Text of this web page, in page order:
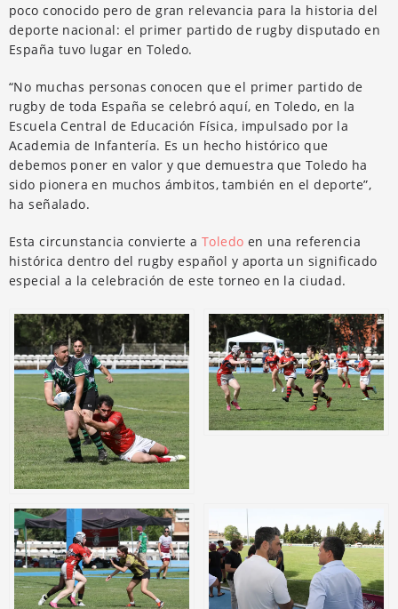
poco conocido pero de gran relevancia para la historia del
deporte nacional: el primer partido de rugby disputado en
España tuvo lugar en Toledo.
“No muchas personas conocen que el primer partido de
rugby de toda España se celebró aquí, en Toledo, en la
Escuela Central de Educación Física, impulsado por la
Academia de Infantería. Es un hecho histórico que
debemos poner en valor y que demuestra que Toledo ha
sido pionera en muchos ámbitos, también en el deporte”,
ha señalado.
Esta circunstancia convierte aToledo en una referencia
histórica dentro del rugby español y aporta un significado
especial a la celebración de este torneo en la ciudad.